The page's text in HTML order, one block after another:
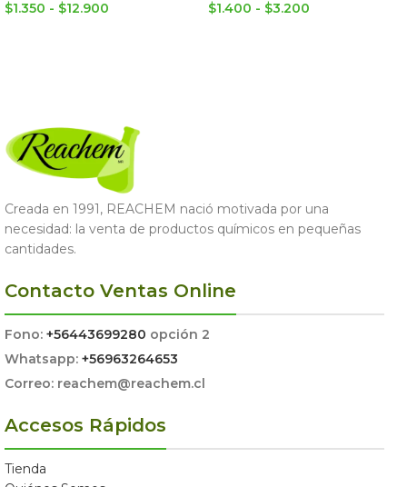
$1.350 - $12.900 $1.400 - $3.200
Creada en 1991, REACHEM nació motivada por una
necesidad: la venta de productos químicos en pequeñas
cantidades.
Contacto Ventas Online
Fono: +56443699280 opción 2
Whatsapp: +56963264653
Correo: reachem@reachem.cl
Accesos Rápidos
Tienda